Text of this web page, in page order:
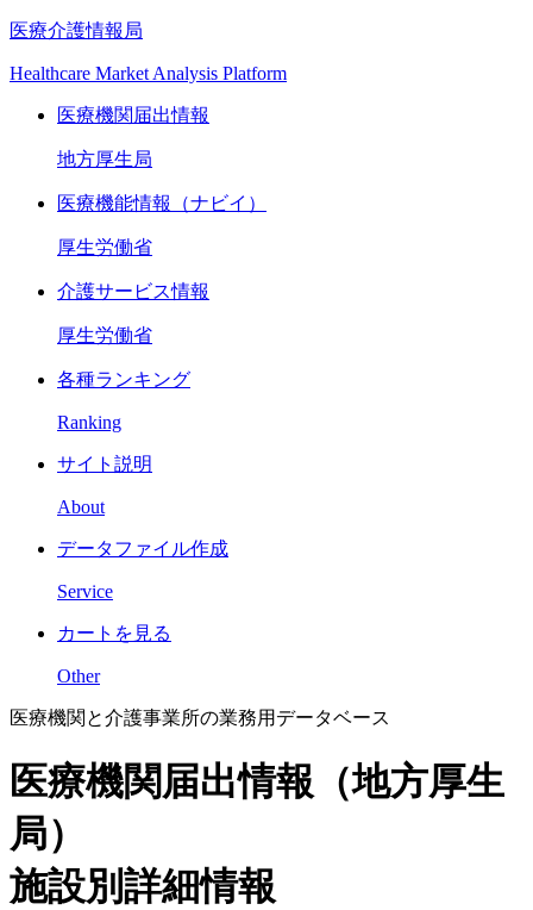
医療介護情報局
Healthcare Market Analysis Platform
医療機関届出情報
地方厚生局
医療機能情報（ナビイ）
厚生労働省
介護サービス情報
厚生労働省
各種ランキング
Ranking
サイト説明
About
データファイル作成
Service
カートを見る
Other
医療機関と介護事業所の業務用データベース
医療機関届出情報（地方厚生
局）
施設別詳細情報